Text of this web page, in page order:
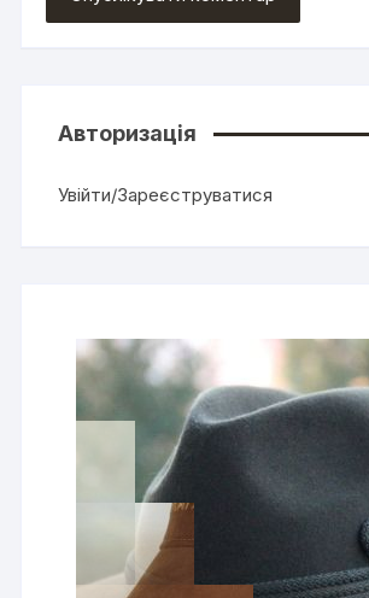
Авторизація
Увійти/Зареєструватися